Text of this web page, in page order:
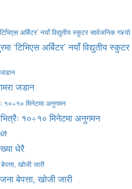
‘टिभिएस अर्बिटर’ नयाँ विद्युतीय स्कुटर
जडान
१०÷१० मिनेटमा अनुगमन
धेरै
बेपत्ता, खोजी जारी